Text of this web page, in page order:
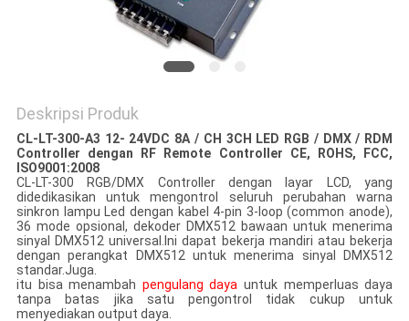
Deskripsi Produk
CL-LT-300-A3 12- 24VDC 8A / CH 3CH LED RGB / DMX / RDM
Controller dengan RF Remote Controller CE, ROHS, FCC,
ISO9001:2008
CL-LT-300 RGB/DMX Controller dengan layar LCD, yang
didedikasikan untuk mengontrol seluruh perubahan warna
sinkron lampu Led dengan kabel 4-pin 3-loop (common anode),
36 mode opsional, dekoder DMX512 bawaan untuk menerima
sinyal DMX512 universal.Ini dapat bekerja mandiri atau bekerja
dengan perangkat DMX512 untuk menerima sinyal DMX512
standar.Juga.
itu bisa menambah pengulang daya untuk memperluas daya
tanpa batas jika satu pengontrol tidak cukup untuk
menyediakan output daya.